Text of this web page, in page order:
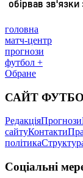
головна
матч-центр
прогнози
футбол +
Обране
САЙТ
РедакціяПрогнози
сайтуКонтакти
політика
Соціальні